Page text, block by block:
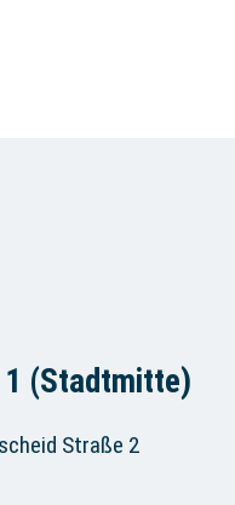
(Stadtmitte)
Straße 2